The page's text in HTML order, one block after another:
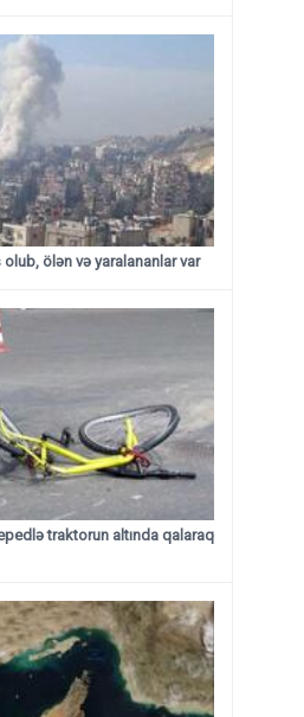
olub, ölən və yaralananlar var
traktorun altında qalaraq